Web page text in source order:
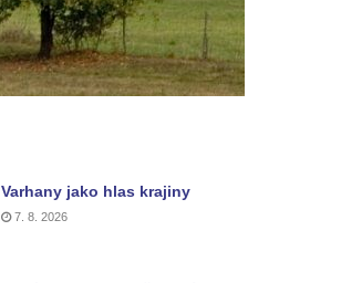
Varhany jako hlas krajiny
7. 8. 2026